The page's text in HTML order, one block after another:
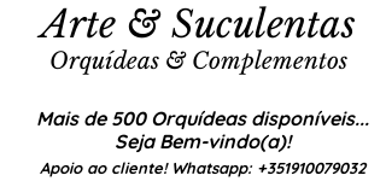
Mais de 500 Orquídeas disponíveis...
Seja Bem-vindo(a)!
Apoio ao cliente! Whatsapp: +351910079032
Arte & Suculentas
Orquídeas & Complementos